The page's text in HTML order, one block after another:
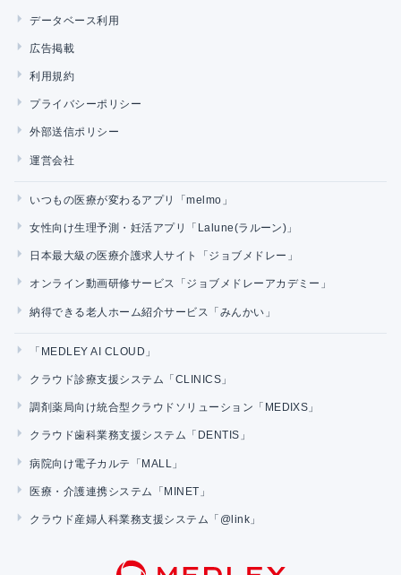
データベース利用
広告掲載
利用規約
プライバシーポリシー
外部送信ポリシー
運営会社
いつもの医療が変わるアプリ「melmo」
女性向け生理予測・妊活アプリ「Lalune(ラルーン)」
日本最大級の医療介護求人サイト「ジョブメドレー」
オンライン動画研修サービス「ジョブメドレーアカデミー」
納得できる老人ホーム紹介サービス「みんかい」
「MEDLEY AI CLOUD」
クラウド診療支援システム「CLINICS」
調剤薬局向け統合型クラウドソリューション「MEDIXS」
クラウド歯科業務支援システム「DENTIS」
病院向け電子カルテ「MALL」
医療・介護連携システム「MINET」
クラウド産婦人科業務支援システム「@link」